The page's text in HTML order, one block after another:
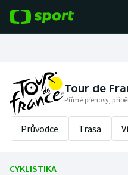
Fotbal
Hokej
Tenis
Tour de
Přímé přenosy,
Průvodce Trasa
CYKLISTIKA